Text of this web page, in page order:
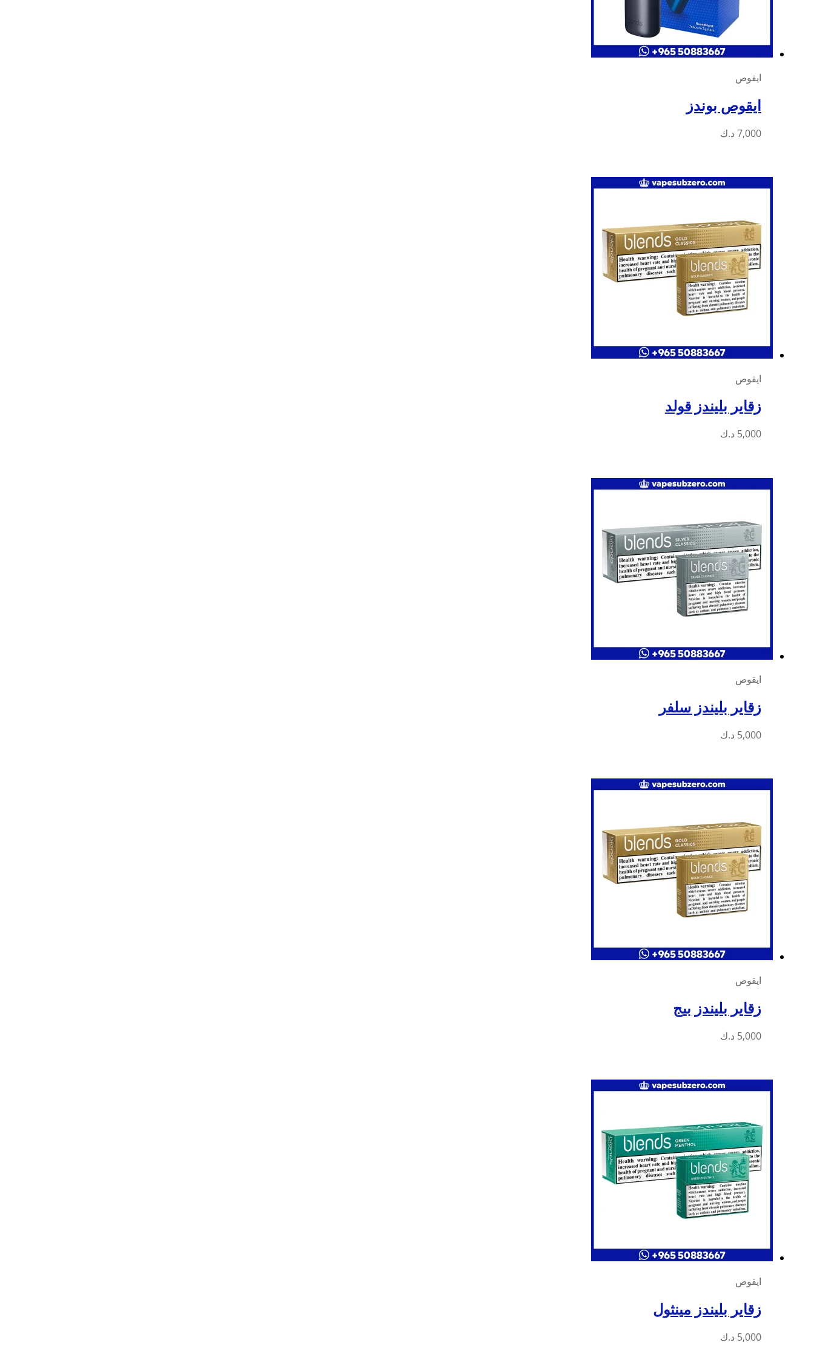
ايقوص
ايقوص بوندز
7,000 د.ك
ايقوص
زقاير بليندز قولد
5,000 د.ك
ايقوص
زقاير بليندز سلفر
5,000 د.ك
ايقوص
زقاير بليندز بيج
5,000 د.ك
ايقوص
زقاير بليندز مينثول
5,000 د.ك